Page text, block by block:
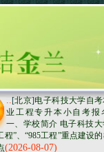
..[北京]电子科技大学自
业工程专升本小自考报
一、学校简介 电子科技
程”、“985工程”重点建设
(2026-08-07)